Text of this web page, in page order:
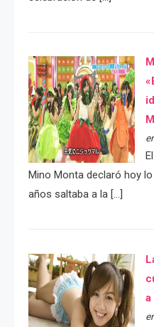
Mino Monta declaró hoy
años saltaba a la […]
a